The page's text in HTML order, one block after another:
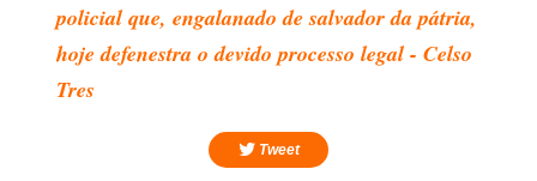
policial que, engalanado de salvador da pátria,
hoje defenestra o devido processo legal - Celso
Tres
Tweet